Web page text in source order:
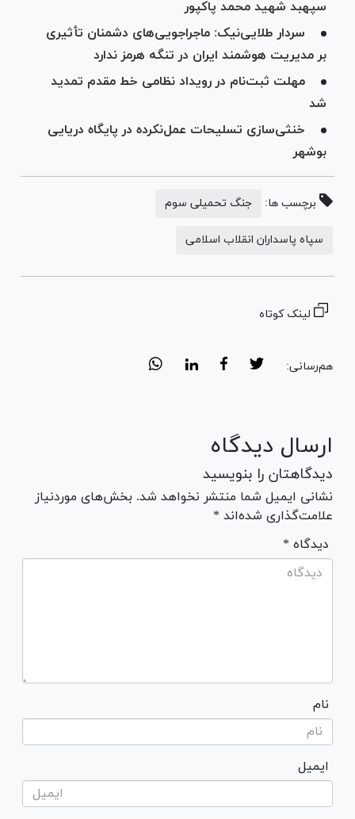
سپهبد شهید محمد پاکپور
سردار طلایی‌نیک: ماجراجویی‌های دشمنان تأثیری
بر مدیریت هوشمند ایران در تنگه هرمز ندارد
مهلت ثبت‌نام در رویداد نظامی خط مقدم تمدید
شد
خنثی‌سازی تسلیحات عمل‌نکرده در پایگاه دریایی
بوشهر
برچسب ها: جنگ تحمیلی سوم
سپاه پاسداران انقلاب اسلامی
لینک کوتاه
هم‌رسانی:
ارسال دیدگاه
دیدگاهتان را بنویسید
نشانی ایمیل شما منتشر نخواهد شد. بخش‌های موردنیاز
علامت‌گذاری شده‌اند *
* دیدگاه
نام
ایمیل